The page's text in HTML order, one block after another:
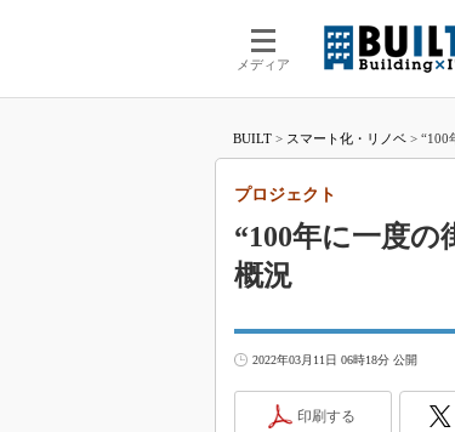
メディア
BUILT > スマート化・リノベ > “100
“100年に一度
概況
プロジェクト
2022年03月11日 06時18分 公開
印刷する